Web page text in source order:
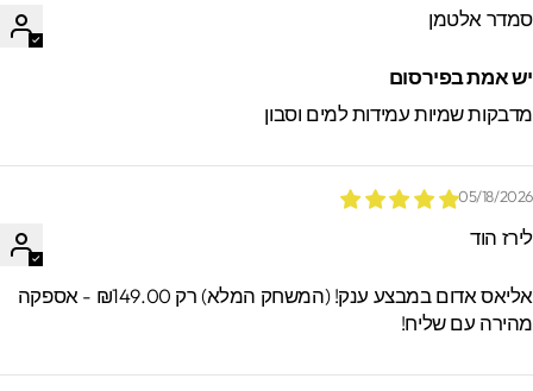
אלטמן
אמת בפירסום
שמיות עמידות למים וסבון
05/18/
הוד
אליאס אדום במבצע ענק! (המשחק המלא) רק ₪149.00 - אספקה
עם שליח!